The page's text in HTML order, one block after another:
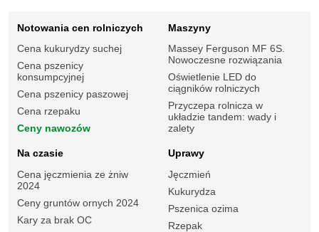
Notowania cen rolniczych
Cena kukurydzy suchej
Cena pszenicy
konsumpcyjnej
Cena pszenicy paszowej
Cena rzepaku
Ceny nawozów
Maszyny
Massey Ferguson MF 6S.
Nowoczesne rozwiązania
Oświetlenie LED do
ciągników rolniczych
Przyczepa rolnicza w
układzie tandem: wady i
zalety
Na czasie
Cena jęczmienia ze żniw
2024
Ceny gruntów ornych 2024
Kary za brak OC
Uprawy
Jęczmień
Kukurydza
Pszenica ozima
Rzepak